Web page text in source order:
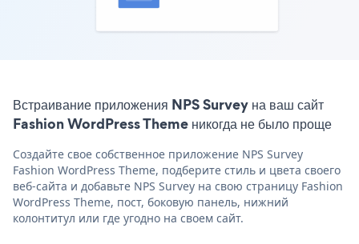
Встраивание приложения NPS Survey на ваш сайт
Fashion WordPress Theme никогда не было проще
Создайте свое собственное приложение NPS Survey
Fashion WordPress Theme, подберите стиль и цвета своего
веб-сайта и добавьте NPS Survey на свою страницу Fashion
WordPress Theme, пост, боковую панель, нижний
колонтитул или где угодно на своем сайт.